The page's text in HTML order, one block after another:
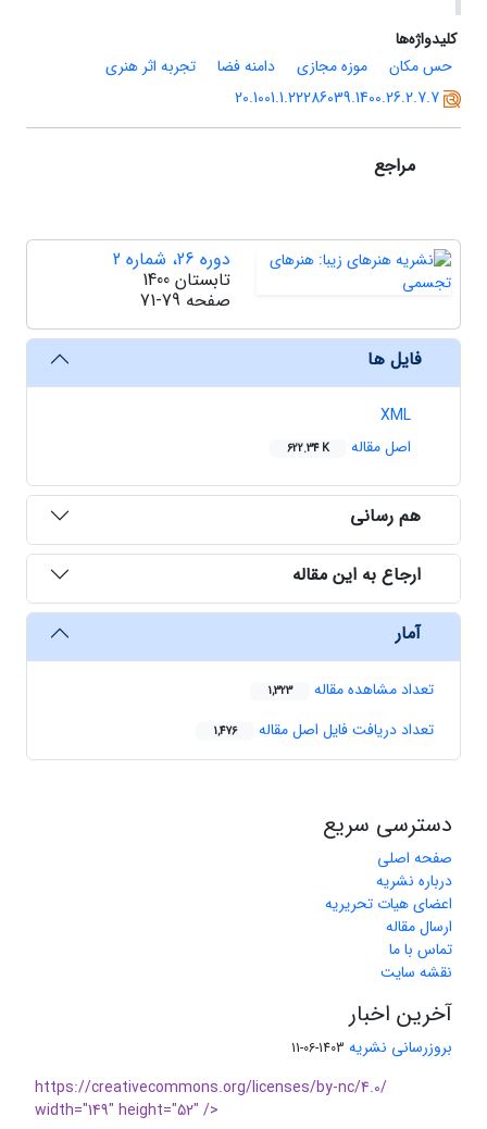
کلیدواژه‌ها
حس مکان
موزه مجازی دامنه فضا
تجربه اثر هنری
20.1001.1.22286039.1400.26.2.7.7
مراجع
دوره 26، شماره 2
تابستان 1400
صفحه 71-79
فایل ها
XML
اصل مقاله
622.34 K
هم رسانی
ارجاع به این مقاله
آمار
تعداد مشاهده مقاله 1,323
تعداد دریافت فایل اصل مقاله 1,476
دسترسی سریع
صفحه اصلی
درباره نشریه
اعضای هیات تحریریه
ارسال مقاله
تماس با ما
نقشه سایت
آخرین اخبار
بروزرسانی نشریه 1403-06-11
https://creativecommons.org/licenses/by-nc/4.0/
width="149" height="52" />